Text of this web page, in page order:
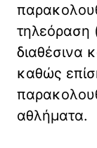
τηλεόραση
διαθέσινα
καθώς
αθλήματα.